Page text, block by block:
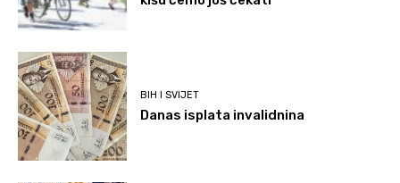
BIH I SVIJET
Danas isplata invalidnina